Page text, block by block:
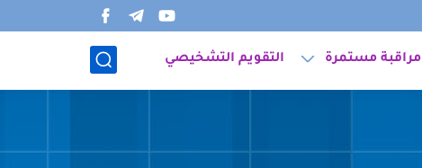
مراقبة مستمرة التقويم التشخيصي